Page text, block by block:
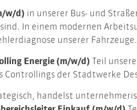
w/d) in unserer Bus- und
In einem modernen
unserer
Energie (m/w/d) Teil
der Stadtwerke
handelst